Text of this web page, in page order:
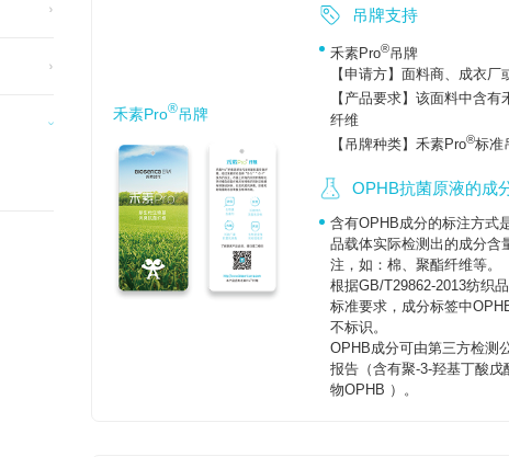
禾素Pro®吊牌
吊牌支持
禾素Pro®吊牌
【申请方】面料商、成衣厂
【产品要求】该面料中含有
纤维
【吊牌种类】禾素Pro®标准
OPHB抗菌原液的成
含有OPHB成分的标注方式
品载体实际检测出的成分含
注，如：棉、聚酯纤维等。
根据GB/T29862-2013纺织
标准要求，成分标签中
不标识。
OPHB成分可由第三方检测
报告（含有聚-3-羟基丁酸戊
物OPHB ）。